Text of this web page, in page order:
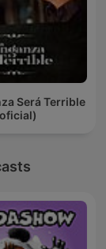
Será Terrible